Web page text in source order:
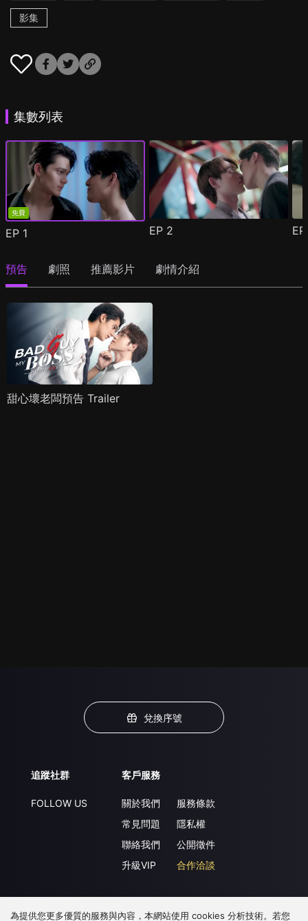
影集
集數列表
免費
EP 1 EP 2
預告 劇照 推薦影片 劇情介紹
甜心壞老闆預告 Trailer
兌換序號
追蹤社群
FOLLOW US
客戶服務
關於我們
常見問題
聯絡我們
升級VIP
服務條款
隱私權
公開徵件
合作洽談
下載 APP
為提供您更多優質的服務與內容，本網站使用 cookies 分析技術。若您